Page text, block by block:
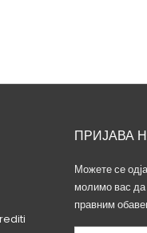
ПРИЈАВА
Можете се
молимо вас
правним